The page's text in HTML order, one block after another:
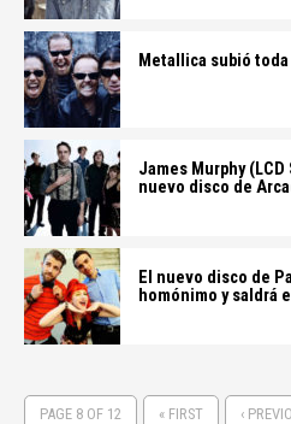
Metallica subió
James Murphy
nuevo disco de
El nuevo disco de
homónimo y saldrá
PAGE 8 OF 12 « FIRST ‹